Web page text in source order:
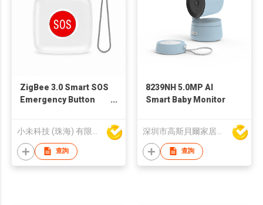
ZigBee 3.0 Smart SOS
Emergency Button
Security with APP
Push Notification
查詢
8239NH 5.0MP AI
Smart Baby Monitor
深圳市高斯貝爾家居智能電子有限公司
查詢